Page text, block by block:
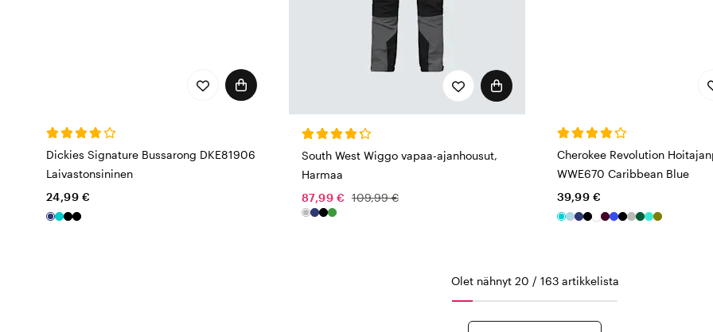
Dickies Signature Bussarong DKE81906
Laivastonsininen
24,99 €
South West Wiggo vapaa-ajanhousut,
Harmaa
87,99 € 109,99 €
Cherokee Revolution
WWE670 Caribbean Blue
39,99 €
Olet nähnyt 20 / 163 artikkelista